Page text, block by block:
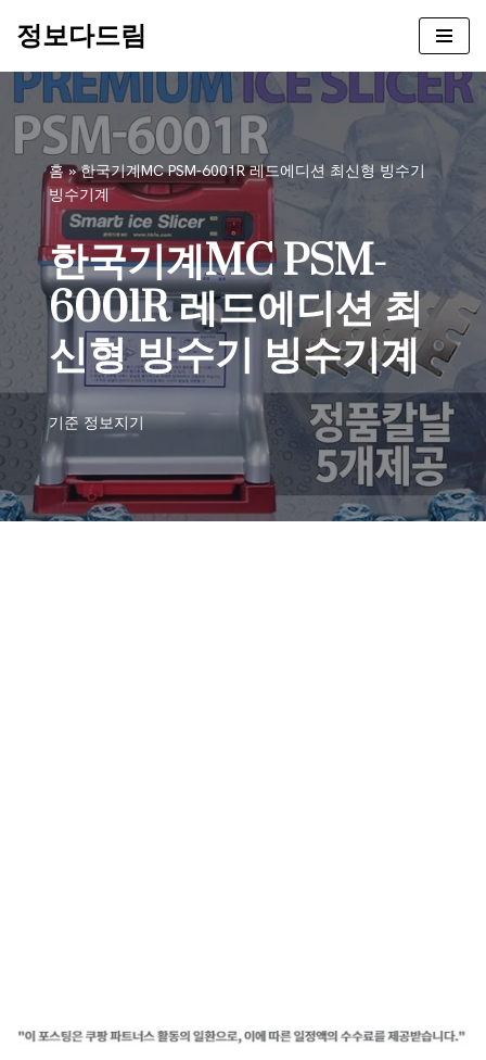
텐
츠
로
정보다드림
홈»한국기계MC PSM-6001R 레드에디션 최신형 빙수기
빙수기계
한국기계MC PSM-
6001R 레드에디션 최
신형 빙수기 빙수기계
기준정보지기